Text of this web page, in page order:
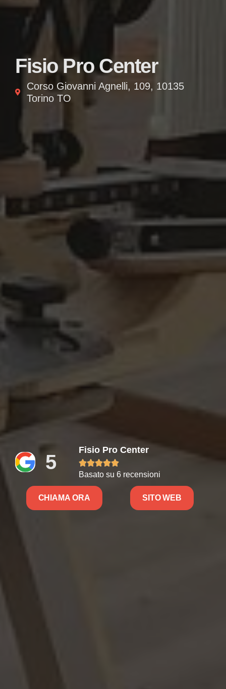
Fisio Pro Center
Corso Giovanni Agnelli, 109, 10135
Torino TO
5
Fisio Pro Center

Basato su 6 recensioni
CHIAMA ORA SITO WEB